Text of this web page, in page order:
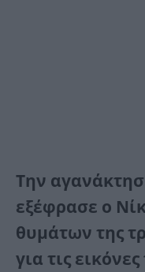
Την
εξέφρασε ο
θυμάτων της
για τις